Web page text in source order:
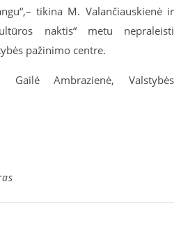
tikina M. Valančiauskienė ir
naktis“ metu nepraleisti
pažinimo centre.
Gailė Ambrazienė, Valstybės